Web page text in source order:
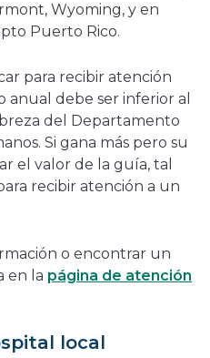
Wyoming, y en
Puerto Rico.
para recibir atención
debe ser inferior al
del Departamento
Si gana más pero su
el valor de la guía, tal
recibir atención a un
o encontrar un
en la página de atención
local